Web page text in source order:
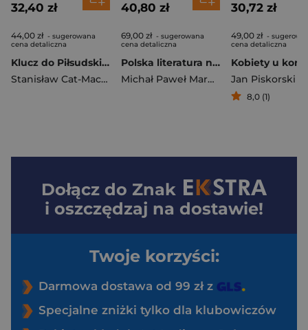
32,40 zł
44,00 zł - sugerowana
cena detaliczna
Klucz do Piłsudskiego
Stanisław Cat-Mackiewicz
40,80 zł
69,00 zł - sugerowana
cena detaliczna
Polska literatura nowoczesna. Leśmian, Schulz, Witkacy wyd. 2
Michał Paweł Markowski
30,72 zł
49,00 zł -
cena detaliczna
Jan Piskorski
8,0 (1)
Dołącz do Znak
i oszczędzaj na dostawie!
Twoje korzyści:
Darmowa dostawa od 99 zł z
Specjalne zniżki tylko dla klubowiczów